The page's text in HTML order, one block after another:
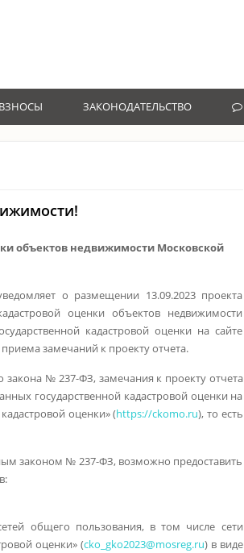
ЗАКОНОДАТЕЛЬСТВО
объектов недвижимости Московской
о размещении 13.09.2023 проекта
оценки объектов недвижимости
кадастровой оценки на сайте
замечаний к проекту отчета.
закона № 237-ФЗ, замечания к проекту отчета
государственной кадастровой оценки на
оценки» (https://ckomo.ru), то есть
законом № 237-ФЗ, возможно предоставить
общего пользования, в том числе сети
оценки» (cko_gko2023@mosreg.ru) в виде